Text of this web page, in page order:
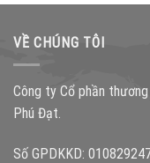
VỀ CHÚNG TÔI
Công ty Cổ phần
Phú Đạt.
Số GPDKKD: